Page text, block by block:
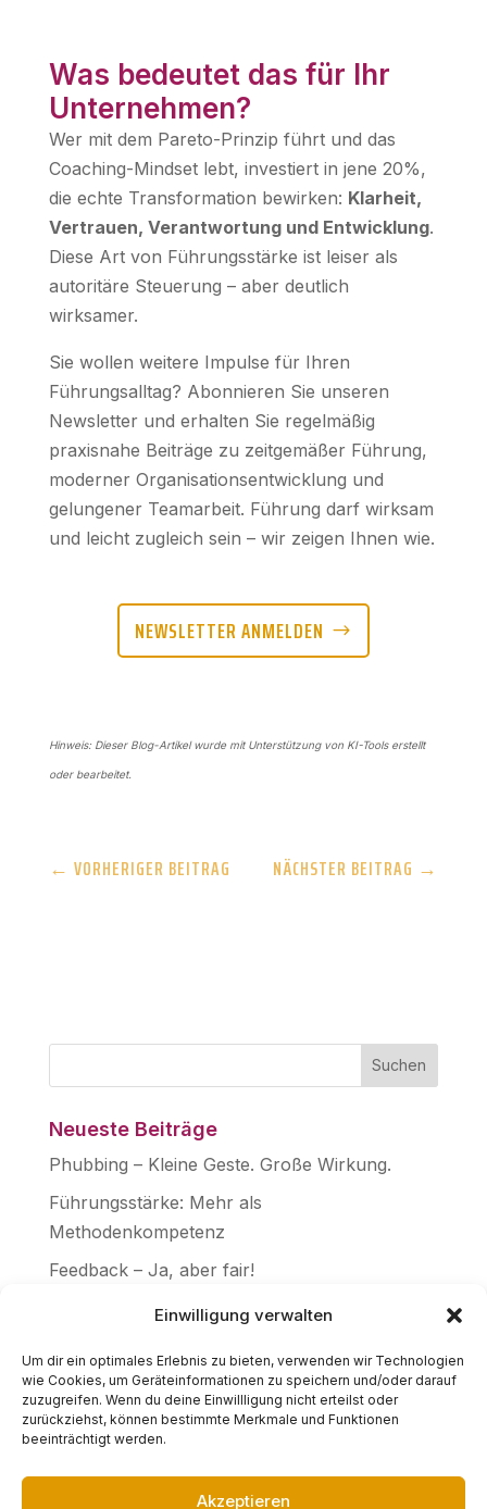
Einwilligung verwalten
Um dir ein optimales Erlebnis zu bieten, verwenden wir Technologien
wie Cookies, um Geräteinformationen zu speichern und/oder darauf
zuzugreifen. Wenn du deine Einwillligung nicht erteilst oder
zurückziehst, können bestimmte Merkmale und Funktionen
beeinträchtigt werden.
Akzeptieren
Was bedeutet das für Ihr
Unternehmen?
Wer mit dem Pareto-Prinzip führt und das
Coaching-Mindset lebt, investiert in jene 20%,
die echte Transformation bewirken: Klarheit,
Vertrauen, Verantwortung und Entwicklung.
Diese Art von Führungsstärke ist leiser als
autoritäre Steuerung – aber deutlich
wirksamer.
Sie wollen weitere Impulse für Ihren
Führungsalltag? Abonnieren Sie unseren
Newsletter und erhalten Sie regelmäßig
praxisnahe Beiträge zu zeitgemäßer Führung,
moderner Organisationsentwicklung und
gelungener Teamarbeit. Führung darf wirksam
und leicht zugleich sein – wir zeigen Ihnen wie.
NEWSLETTER ANMELDEN
Hinweis: Dieser Blog-Artikel wurde mit Unterstützung von KI-Tools erstellt
oder bearbeitet.
← VORHERIGER BEITRAG NÄCHSTER BEITRAG →
Neueste Beiträge
Phubbing – Kleine Geste. Große Wirkung.
Führungsstärke: Mehr als
Methodenkompetenz
Feedback – Ja, aber fair!
Frage aller Fragen: WARUM?
Führungskraft & Führungspersönlichkeit
Echtheit als Führungsstärke